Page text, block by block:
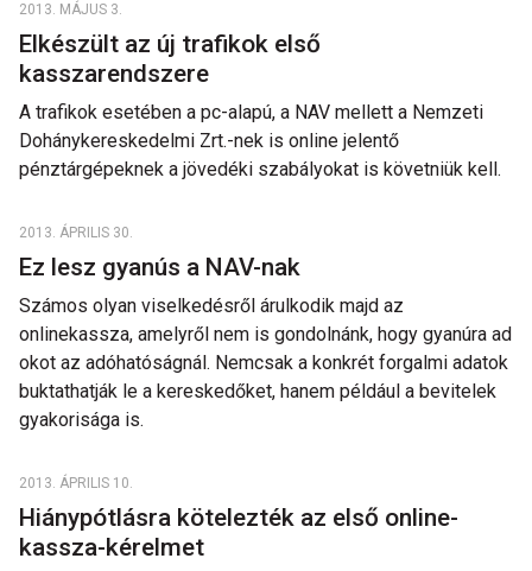
2013. MÁJUS 3.
Elkészült az új trafikok első
kasszarendszere
A trafikok esetében a pc-alapú, a NAV mellett a Nemzeti
Dohánykereskedelmi Zrt.-nek is online jelentő
pénztárgépeknek a jövedéki szabályokat is követniük kell.
2013. ÁPRILIS 30.
Ez lesz gyanús a NAV-nak
Számos olyan viselkedésről árulkodik majd az
onlinekassza, amelyről nem is gondolnánk, hogy gyanúra ad
okot az adóhatóságnál. Nemcsak a konkrét forgalmi adatok
buktathatják le a kereskedőket, hanem például a bevitelek
gyakorisága is.
2013. ÁPRILIS 10.
Hiánypótlásra kötelezték az első online-
kassza-kérelmet